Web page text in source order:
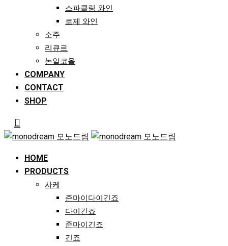
스파클링 와인
로제 와인
소주
리큐르
논알코올
COMPANY
CONTACT
SHOP
HOME
PRODUCTS
사케
준마이다이긴죠
다이긴죠
준마이긴죠
긴죠